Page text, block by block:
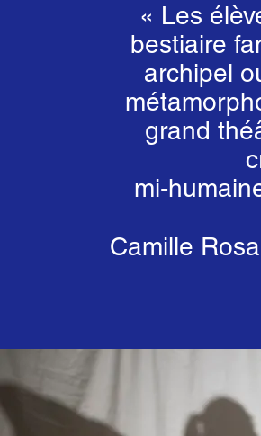
« Les
bestiaire
archipel
grand
mi-
Camille